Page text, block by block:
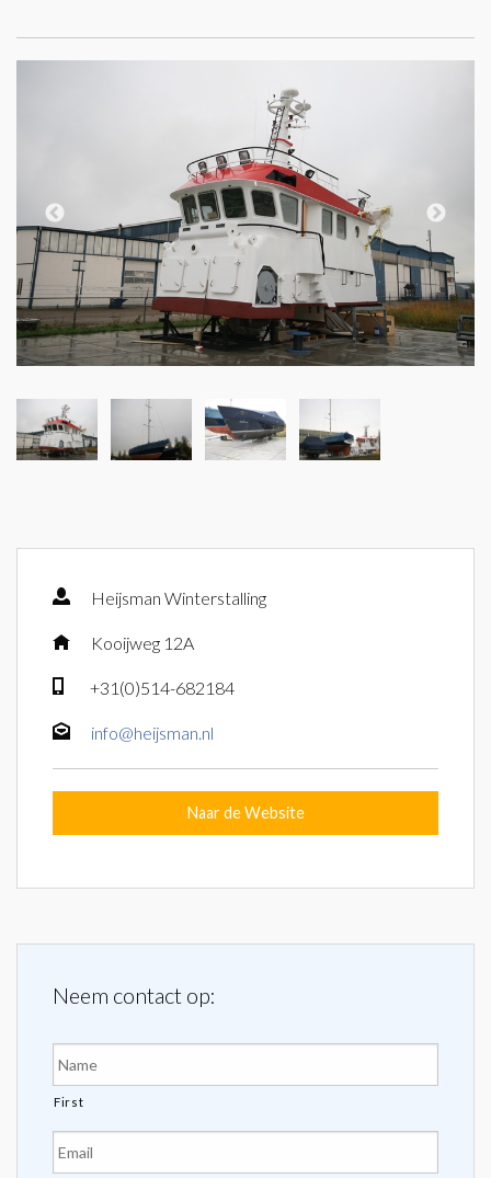
Heijsman Winterstalling
Kooijweg 12A
+31(0)514-682184
info@heijsman.nl
Naar de Website
Neem contact op:
First
mailadres